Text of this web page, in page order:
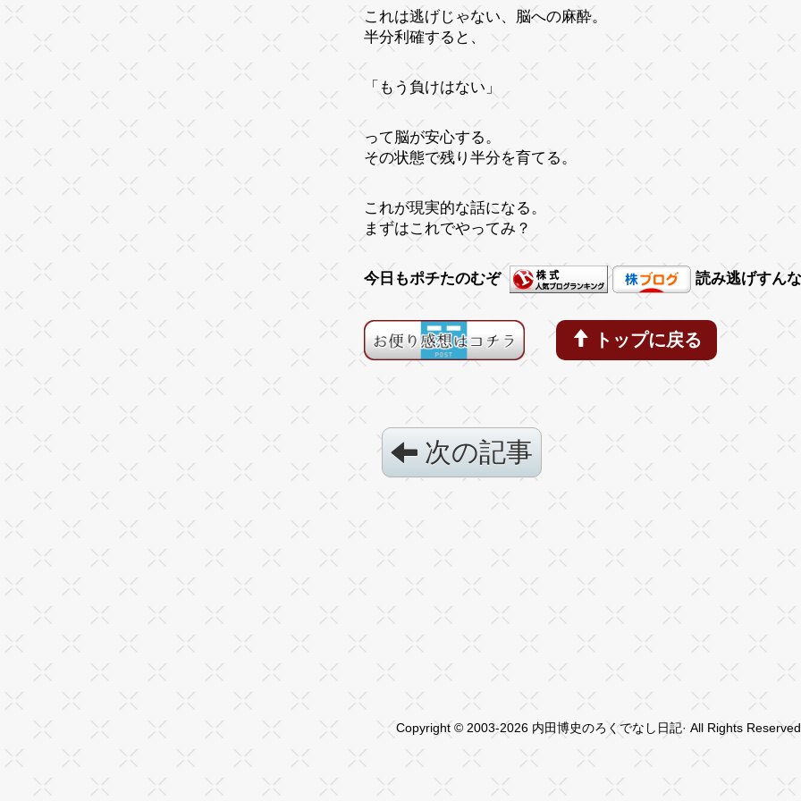
これは逃げじゃない、脳への麻酔。
半分利確すると、
「もう負けはない」
って脳が安心する。
その状態で残り半分を育てる。
これが現実的な話になる。
まずはこれでやってみ？
今日もポチたのむぞ 読み逃げすん
トップに戻る
次の記事
Copyright © 2003-2026 内田博史のろくでなし日記· All Rights